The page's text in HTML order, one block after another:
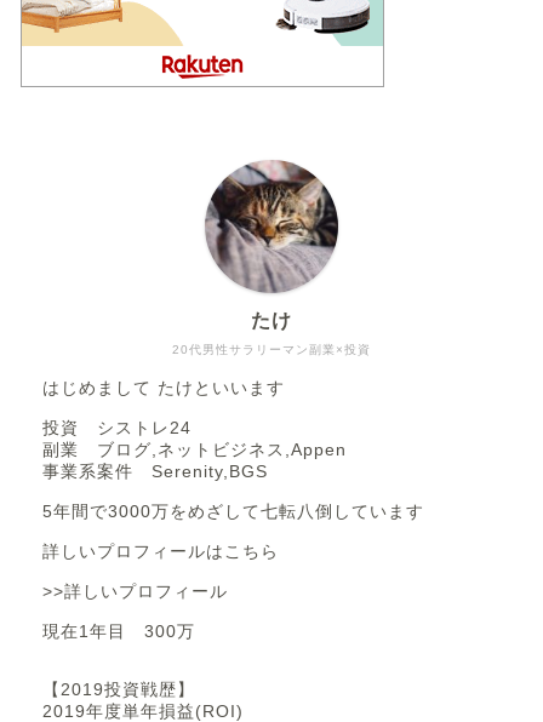
20代男性サラリーマン副業×投資
たけ
はじめまして たけといいます
投資 シストレ24
副業 ブログ,ネットビジネス,Appen
事業系案件 Serenity,BGS
5年間で3000万をめざして七転八倒しています
詳しいプロフィールはこちら
>>詳しいプロフィール
現在1年目 300万
【2019投資戦歴】
2019年度単年損益(ROI)